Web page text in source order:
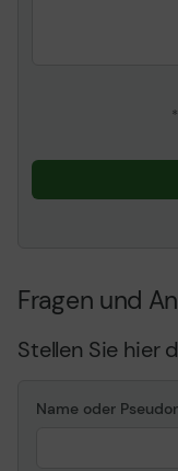
Fragen und
Stellen Sie hier
Name oder